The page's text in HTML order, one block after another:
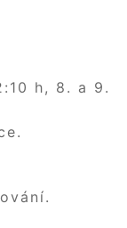
h, 8. a 9.